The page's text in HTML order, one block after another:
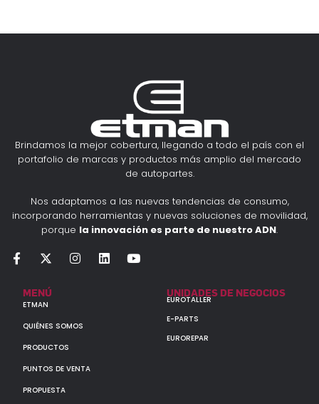
Brindamos la mejor cobertura, llegando a todo el país con el
portafolio de marcas y productos más amplio del mercado
de autopartes.
Nos adaptamos a las nuevas tendencias de consumo,
incorporando herramientas y nuevas soluciones de movilidad,
porque la innovación es parte de nuestro ADN.
MENÚ
ETMAN
QUIÉNES SOMOS
PRODUCTOS
PUNTOS DE VENTA
PROPUESTA
UNIDADES DE NEGOCIOS
EUROTALLER
E-PARTS
EUROREPAR